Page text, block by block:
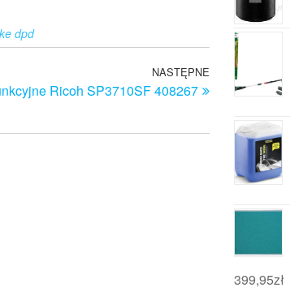
dpd
Następny
wpis
NASTĘPNE
Ricoh SP3710SF 408267
399,95zł